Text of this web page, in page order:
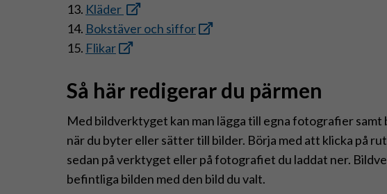
13. Kläder
14. Bokstäver och siffor
15. Flikar
Så här redigerar du pärmen
Med bildverktyget kan man lägga till egna fotografier
när du byter eller sätter till bilder. Börja med att klicka på
sedan på verktyget eller på fotografiet du laddat ner.
befintliga bilden med den bild du valt.